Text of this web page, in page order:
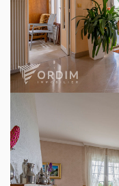
Sous-sol
grande pièce,
Jardin aménagé
arrosage automatique.
Construction très
Double vitrage
centralisés.
A visiter dès que
EXCLUSIVITÉ